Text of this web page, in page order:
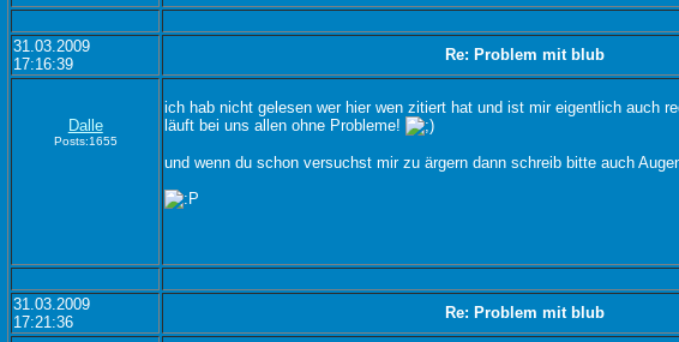
31.03.2009
17:16:39
Re: Problem mit blub
Dalle
Posts:1655
ich hab nicht gelesen wer hier wen zitiert hat und ist mir eigentlich auch
läuft bei uns allen ohne Probleme!
und wenn du schon versuchst mir zu ärgern dann schreib bitte auch
31.03.2009
17:21:36
Re: Problem mit blub